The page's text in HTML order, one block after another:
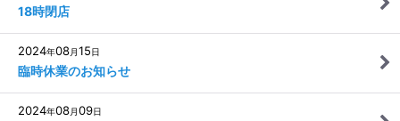
18時閉店
2024年08月15日
臨時休業のお知らせ
2024年08月09日